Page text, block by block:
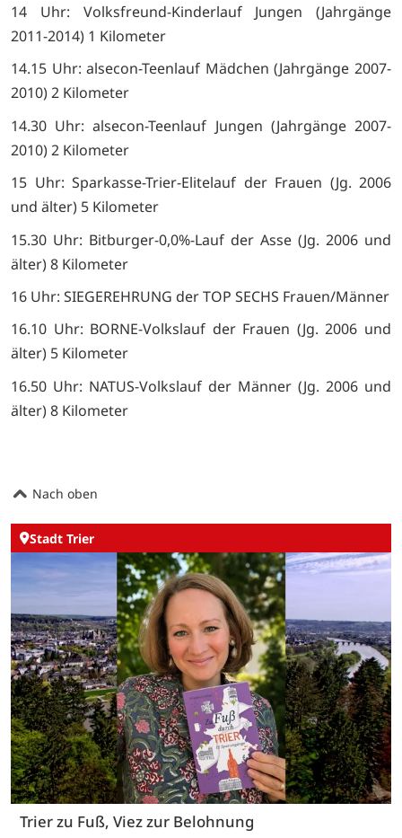
14 Uhr: Volksfreund-Kinderlauf Jungen (Jahrgänge
2011-2014) 1 Kilometer
14.15 Uhr: alsecon-Teenlauf Mädchen (Jahrgänge 2007-
2010) 2 Kilometer
14.30 Uhr: alsecon-Teenlauf Jungen (Jahrgänge 2007-
2010) 2 Kilometer
15 Uhr: Sparkasse-Trier-Elitelauf der Frauen (Jg. 2006
und älter) 5 Kilometer
15.30 Uhr: Bitburger-0,0%-Lauf der Asse (Jg. 2006 und
älter) 8 Kilometer
16 Uhr: SIEGEREHRUNG der TOP SECHS Frauen/Männer
16.10 Uhr: BORNE-Volkslauf der Frauen (Jg. 2006 und
älter) 5 Kilometer
16.50 Uhr: NATUS-Volkslauf der Männer (Jg. 2006 und
älter) 8 Kilometer
Nach oben
Stadt Trier
Trier zu Fuß, Viez zur Belohnung